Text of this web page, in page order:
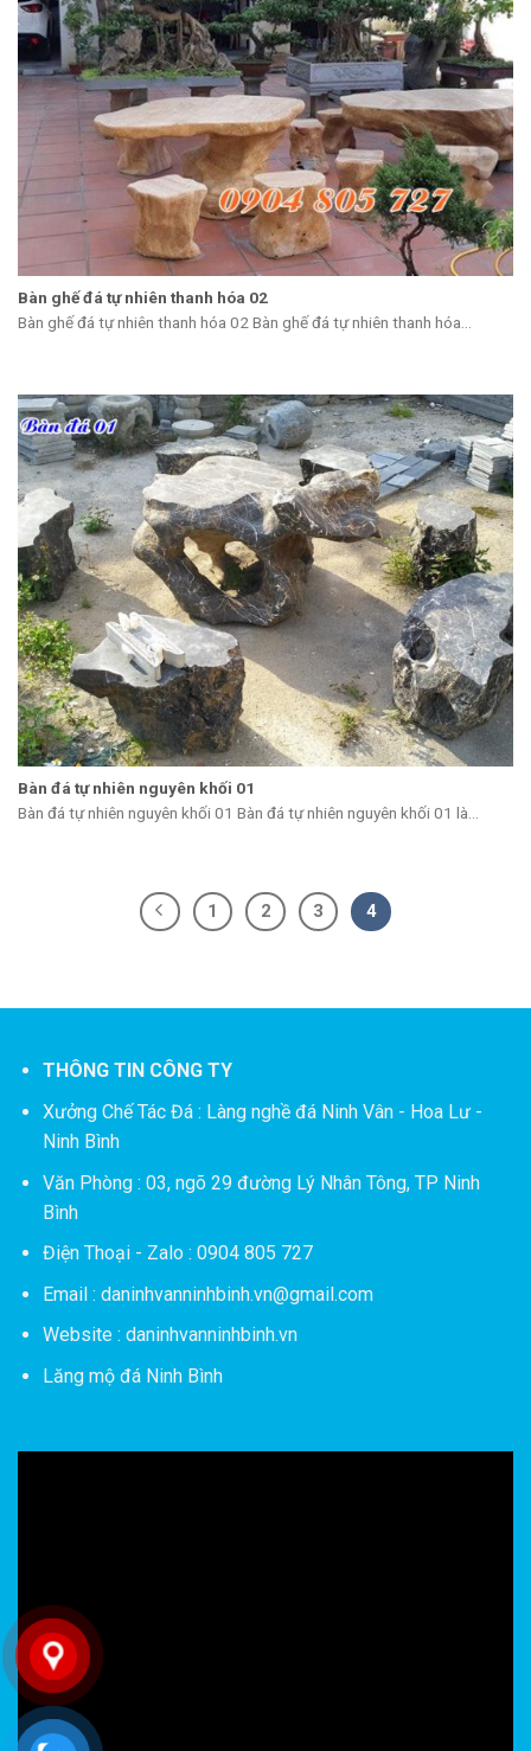
Bàn ghế đá tự nhiên thanh hóa 02
Bàn ghế đá tự nhiên thanh hóa 02 Bàn ghế đá tự nhiên thanh hóa...
Bàn đá tự nhiên nguyên khối 01
Bàn đá tự nhiên nguyên khối 01 Bàn đá tự nhiên nguyên khối 01 là...
1 2 3 4
THÔNG TIN CÔNG TY
Xưởng Chế Tác Đá : Làng nghề đá Ninh Vân - Hoa Lư -
Ninh Bình
Văn Phòng : 03, ngõ 29 đường Lý Nhân Tông, TP Ninh
Bình
Điện Thoại - Zalo : 0904 805 727
Email : daninhvanninhbinh.vn@gmail.com
Website : daninhvanninhbinh.vn
Lăng mộ đá Ninh Bình